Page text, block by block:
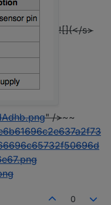
![](</s>
" />~~
0